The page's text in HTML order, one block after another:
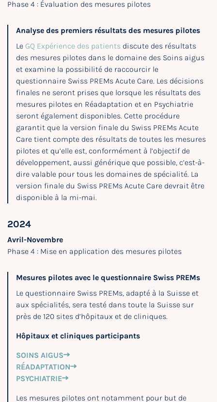
Phase 4 : Évaluation des mesures pilotes
Analyse des premiers résultats des mesures pilotes
Le GQ Expérience des patients discute des résultats
des mesures pilotes dans le domaine des Soins aigus
et examine la possibilité de raccourcir le
questionnaire Swiss PREMs Acute Care. Les décisions
finales ne seront prises que lorsque les résultats des
mesures pilotes en Réadaptation et en Psychiatrie
seront également disponibles. Cette procédure
garantit que la version finale du Swiss PREMs Acute
Care tient compte des résultats de toutes les mesures
pilotes et qu’elle est, conformément à l’objectif de
développement, aussi générique que possible, c’est-à-
dire valable pour tous les domaines de spécialité. La
version finale du Swiss PREMs Acute Care devrait être
disponible à la mi-mai.
2024
Avril-Novembre
Phase 4 : Mise en application des mesures pilotes
Mesures pilotes avec le questionnaire Swiss PREMs
Le questionnaire Swiss PREMs, adapté à la Suisse et
aux spécialités, sera testé dans toute la Suisse sur
près de 120 sites d’hôpitaux et de cliniques.
Hôpitaux et cliniques participants
SOINS AIGUS
RÉADAPTATION
PSYCHIATRIE
Les mesures pilotes ont notamment pour but de